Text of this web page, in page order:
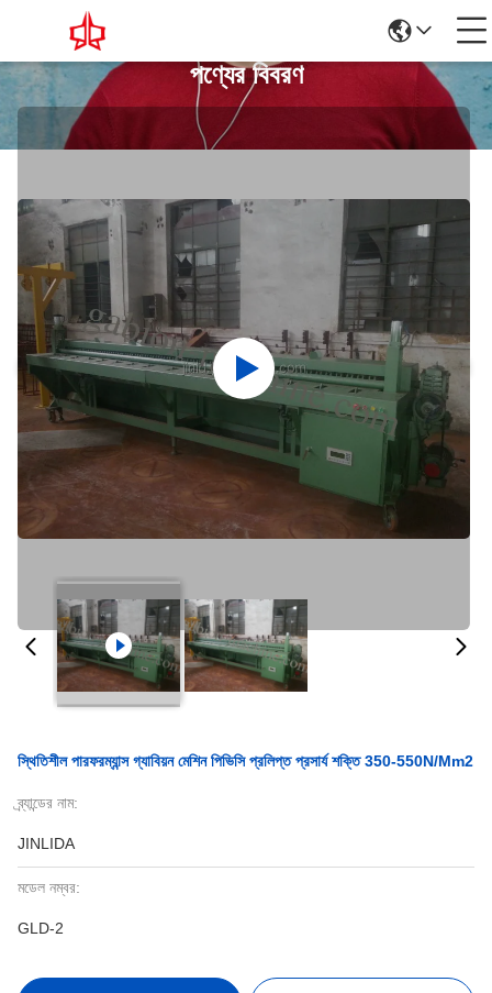
পণ্যের বিবরণ
স্থিতিশীল পারফরম্যান্স গ্যাবিয়ন মেশিন পিভিসি প্রলিপ্ত প্রসার্য শক্তি 350-550N/Mm2
ব্র্যান্ডের নাম:
JINLIDA
মডেল নম্বর:
GLD-2